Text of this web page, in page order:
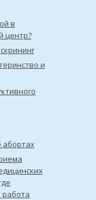
в
центр?
и
работа